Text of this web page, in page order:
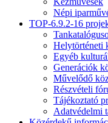
Népi
TOP-6.9.2-16
Helytörténeti
Egyéb
Generációk
Művelődő
Részvételi
Tájékoztató
Adatvédelmi